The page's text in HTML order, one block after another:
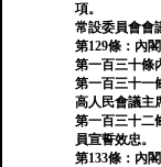
項。
常設委員會會
第129條：內
第一百三十條
第一百三十一
高人民會議主
第一百三十二
員宣誓效忠。
第133條：內